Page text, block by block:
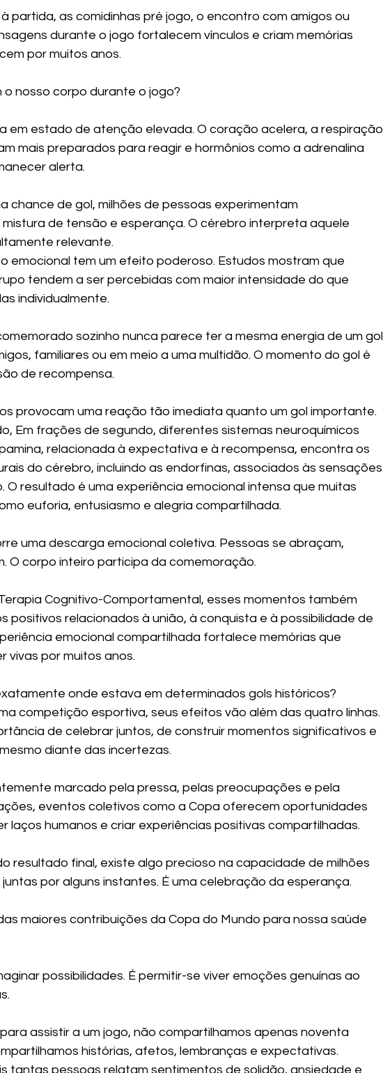
partida, as comidinhas pré jogo, o encontro com amigos ou
durante o jogo fortalecem vínculos e criam memórias
por muitos anos.
nosso corpo durante o jogo?
em estado de atenção elevada. O coração acelera, a respiração
mais preparados para reagir e hormônios como a adrenalina
alerta.
chance de gol, milhões de pessoas experimentam
de tensão e esperança. O cérebro interpreta aquele
relevante.
emocional tem um efeito poderoso. Estudos mostram que
tendem a ser percebidas com maior intensidade do que
individualmente.
sozinho nunca parece ter a mesma energia de um gol
familiares ou em meio a uma multidão. O momento do gol é
de recompensa.
provocam uma reação tão imediata quanto um gol importante.
Em frações de segundo, diferentes sistemas neuroquímicos
relacionada à expectativa e à recompensa, encontra os
do cérebro, incluindo as endorfinas, associados às sensações
O resultado é uma experiência emocional intensa que muitas
euforia, entusiasmo e alegria compartilhada.
uma descarga emocional coletiva. Pessoas se abraçam,
O corpo inteiro participa da comemoração.
Cognitivo-Comportamental, esses momentos também
positivos relacionados à união, à conquista e à possibilidade de
emocional compartilhada fortalece memórias que
vivas por muitos anos.
onde estava em determinados gols históricos?
competição esportiva, seus efeitos vão além das quatro linhas.
de celebrar juntos, de construir momentos significativos e
diante das incertezas.
marcado pela pressa, pelas preocupações e pela
eventos coletivos como a Copa oferecem oportunidades
laços humanos e criar experiências positivas compartilhadas.
resultado final, existe algo precioso na capacidade de milhões
por alguns instantes. É uma celebração da esperança.
maiores contribuições da Copa do Mundo para nossa saúde
possibilidades. É permitir-se viver emoções genuínas ao
assistir a um jogo, não compartilhamos apenas noventa
histórias, afetos, lembranças e expectativas.
tantas pessoas relatam sentimentos de solidão, ansiedade e